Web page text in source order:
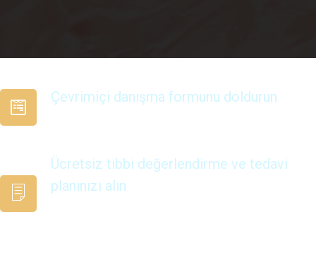
Çevrimiçi danışma formunu doldurun
Ücretsiz tıbbi değerlendirme ve tedavi
planınızı alın